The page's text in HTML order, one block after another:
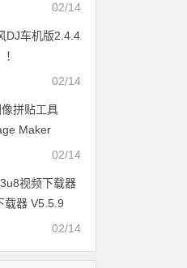
02/14
DJ车机版2.4.4
02/14
拼贴工具
Maker
02/14
视频下载器
载器 V5.5.9
02/14